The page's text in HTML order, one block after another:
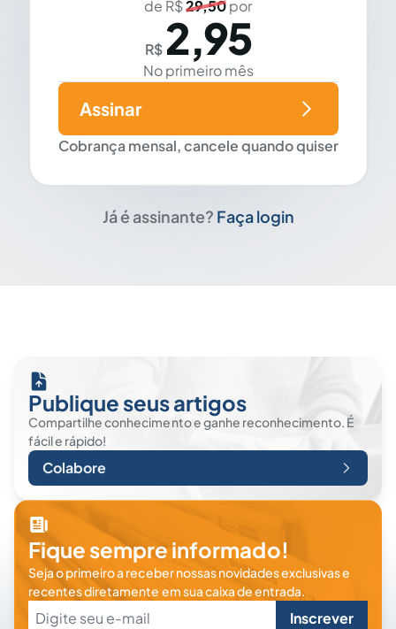
de R$29,50por
R$ 2,95
No primeiro mês
Cobrança mensal, cancele quando quiser
Assinar
Já é assinante? Faça login
Publique seus artigos
Compartilhe conhecimento e ganhe reconhecimento. É
fácil e rápido!
Colabore
Fique sempre informado!
Seja o primeiro a receber nossas novidades exclusivas e
recentes diretamente em sua caixa de entrada.
Inscrever